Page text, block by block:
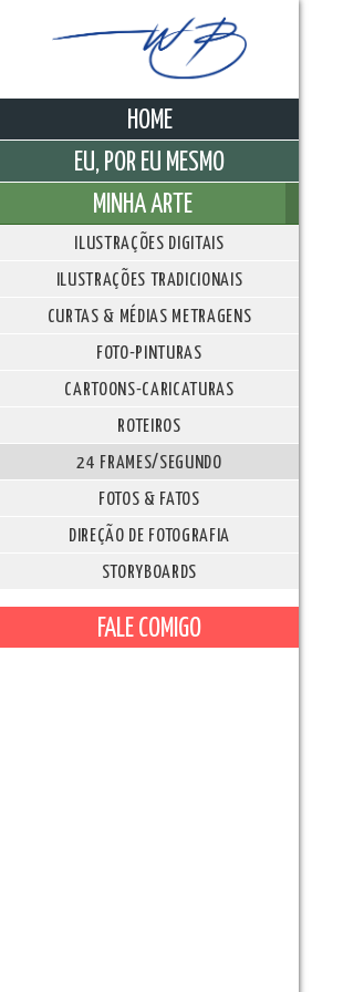
HOME
EU, POR EU MESMO
MINHA ARTE
ILUSTRAÇÕES DIGITAIS
ILUSTRAÇÕES TRADICIONAIS
CURTAS & MÉDIAS METRAGENS
FOTO-PINTURAS
CARTOONS-CARICATURAS
ROTEIROS
24 FRAMES/SEGUNDO
FOTOS & FATOS
DIREÇÃO DE FOTOGRAFIA
STORYBOARDS
FALE COMIGO